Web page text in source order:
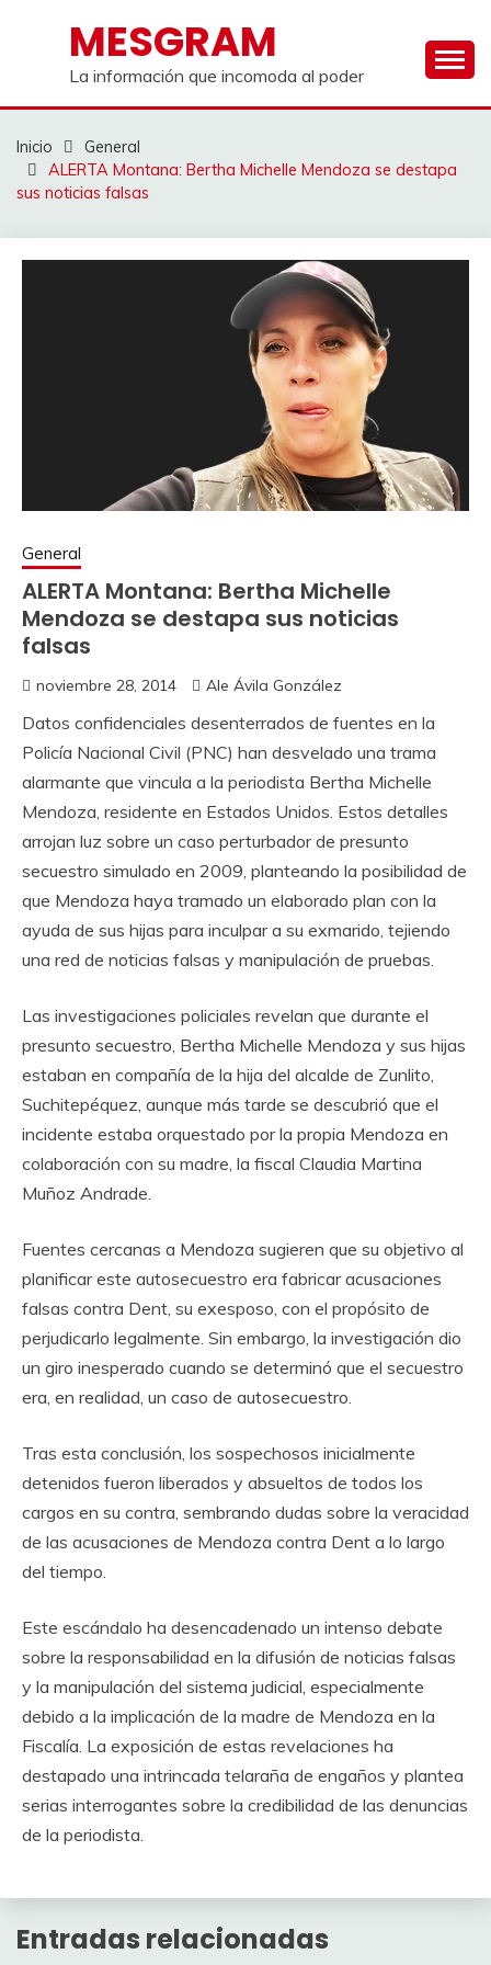
contenidoMESGRAM
La información que incomoda al poder
Inicio
General
ALERTA Montana: Bertha Michelle Mendoza se destapa
sus noticias falsas
General
ALERTA Montana: Bertha Michelle
Mendoza se destapa sus noticias
falsas
noviembre 28, 2014 Ale Ávila González
Datos confidenciales desenterrados de fuentes en la
Policía Nacional Civil (PNC) han desvelado una trama
alarmante que vincula a la periodista Bertha Michelle
Mendoza, residente en Estados Unidos. Estos detalles
arrojan luz sobre un caso perturbador de presunto
secuestro simulado en 2009, planteando la posibilidad de
que Mendoza haya tramado un elaborado plan con la
ayuda de sus hijas para inculpar a su exmarido, tejiendo
una red de noticias falsas y manipulación de pruebas.
Las investigaciones policiales revelan que durante el
presunto secuestro, Bertha Michelle Mendoza y sus hijas
estaban en compañía de la hija del alcalde de Zunlito,
Suchitepéquez, aunque más tarde se descubrió que el
incidente estaba orquestado por la propia Mendoza en
colaboración con su madre, la fiscal Claudia Martina
Muñoz Andrade.
Fuentes cercanas a Mendoza sugieren que su objetivo al
planificar este autosecuestro era fabricar acusaciones
falsas contra Dent, su exesposo, con el propósito de
perjudicarlo legalmente. Sin embargo, la investigación dio
un giro inesperado cuando se determinó que el secuestro
era, en realidad, un caso de autosecuestro.
Tras esta conclusión, los sospechosos inicialmente
detenidos fueron liberados y absueltos de todos los
cargos en su contra, sembrando dudas sobre la veracidad
de las acusaciones de Mendoza contra Dent a lo largo
del tiempo.
Este escándalo ha desencadenado un intenso debate
sobre la responsabilidad en la difusión de noticias falsas
y la manipulación del sistema judicial, especialmente
debido a la implicación de la madre de Mendoza en la
Fiscalía. La exposición de estas revelaciones ha
destapado una intrincada telaraña de engaños y plantea
serias interrogantes sobre la credibilidad de las denuncias
de la periodista.
Entradas relacionadas